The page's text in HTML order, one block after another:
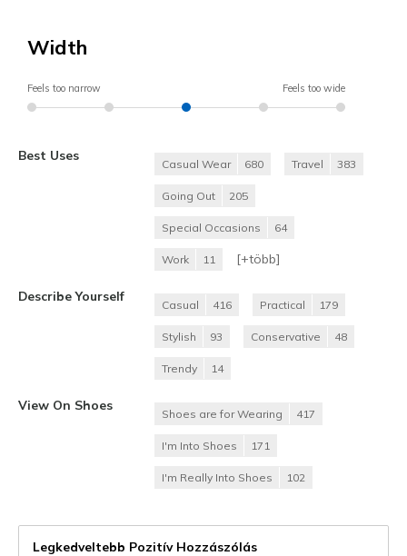
Width
Feels too narrow Feels too wide
Best Uses
Casual Wear 680 Travel 383
Going Out 205
Special Occasions 64
Work 11 [+több]
Describe Yourself
Casual 416 Practical 179
Stylish 93 Conservative 48
Trendy 14
View On Shoes
Shoes are for Wearing 417
I'm Into Shoes 171
I'm Really Into Shoes 102
Legkedveltebb Pozitív Hozzászólás